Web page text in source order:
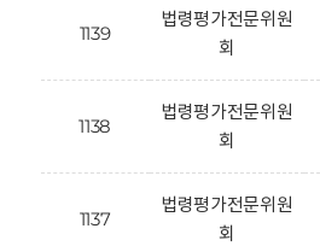
1139
법령평가전문위원
회
1138
법령평가전문위원
회
1137
법령평가전문위원
회